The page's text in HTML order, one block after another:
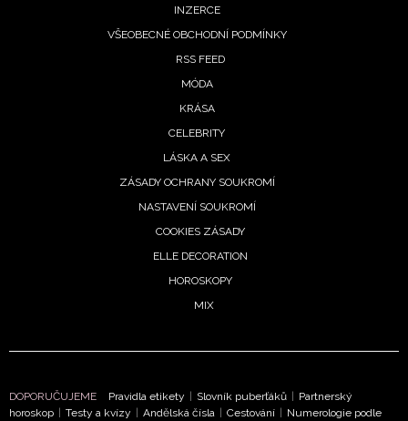
INZERCE
VŠEOBECNÉ OBCHODNÍ PODMÍNKY
RSS FEED
MÓDA
KRÁSA
CELEBRITY
LÁSKA A SEX
ZÁSADY OCHRANY SOUKROMÍ
NASTAVENÍ SOUKROMÍ
COOKIES ZÁSADY
ELLE DECORATION
HOROSKOPY
MIX
DOPORUČUJEME Pravidla etikety | Slovník puberťáků | Partnerský
horoskop | Testy a kvízy | Andělská čísla | Cestování | Numerologie podle